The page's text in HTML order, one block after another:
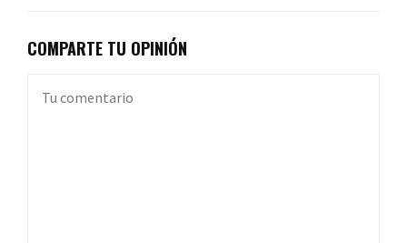
COMPARTE TU OPINIÓN